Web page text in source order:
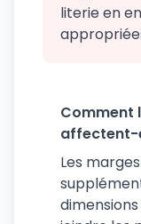
literie en
Comment
affectent-
Les